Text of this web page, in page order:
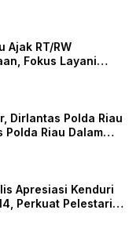
Ajak RT/RW
Fokus Layani
Dirlantas Polda Riau
Polda Riau Dalam
Apresiasi Kenduri
Perkuat Pelestarian